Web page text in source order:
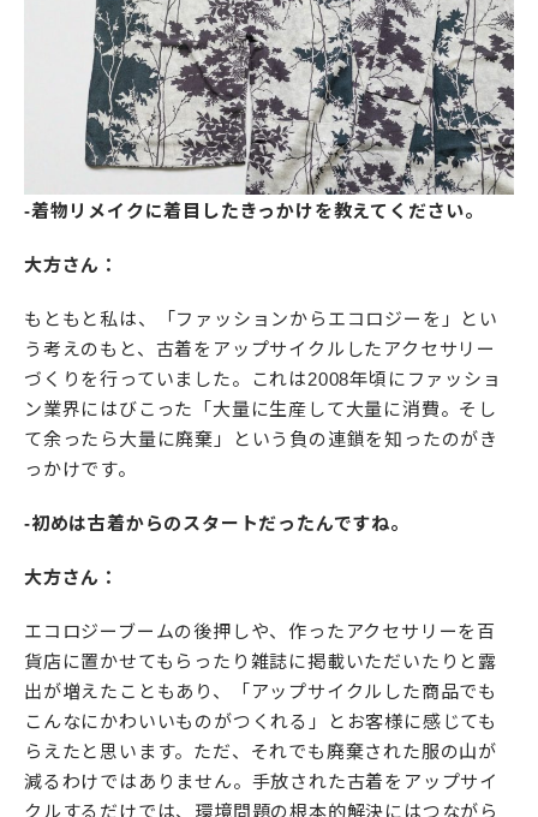
-着物リメイクに着目したきっかけを教えてください。
大方さん：
もともと私は、「ファッションからエコロジーを」とい
う考えのもと、古着をアップサイクルしたアクセサリー
づくりを行っていました。これは2008年頃にファッショ
ン業界にはびこった「大量に生産して大量に消費。そし
て余ったら大量に廃棄」という負の連鎖を知ったのがき
っかけです。
-初めは古着からのスタートだったんですね。
大方さん：
エコロジーブームの後押しや、作ったアクセサリーを百
貨店に置かせてもらったり雑誌に掲載いただいたりと露
出が増えたこともあり、「アップサイクルした商品でも
こんなにかわいいものがつくれる」とお客様に感じても
らえたと思います。ただ、それでも廃棄された服の山が
減るわけではありません。手放された古着をアップサイ
クルするだけでは、環境問題の根本的解決にはつながら